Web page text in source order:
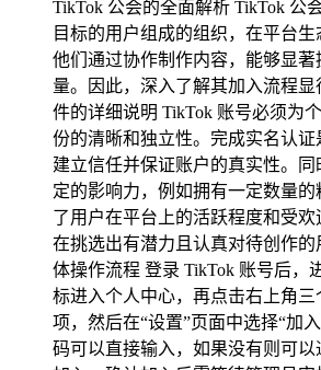
TikTok 公会的全面解析 TikTok 公
目标的用户组成的组织，在平台生
他们通过协作制作内容，能够显
量。因此，深入了解其加入流程显
件的详细说明 TikTok 账号必须为
份的清晰和独立性。完成实名认
建立信任并保证账户的真实性。
定的影响力，例如拥有一定数量
了用户在平台上的活跃程度和受
在挑选出有潜力且认真对待创作的
体操作流程 登录 TikTok 账号后，
标进入个人中心，再点击右上角三
项，然后在“设置”页面中选择“加
码可以直接输入，如果没有则可